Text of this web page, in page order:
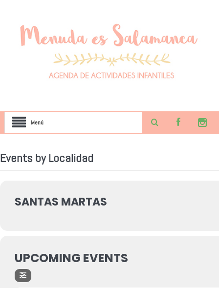
Menú
Events by Localidad
SANTAS MARTAS
UPCOMING EVENTS